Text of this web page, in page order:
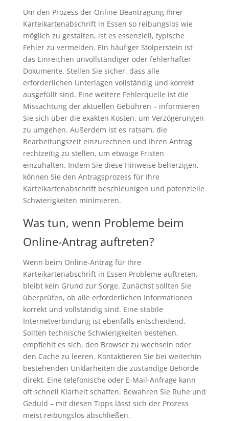
Um den Prozess der Online-Beantragung Ihrer
Karteikartenabschrift in Essen so reibungslos wie
möglich zu gestalten, ist es essenziell, typische
Fehler zu vermeiden. Ein häufiger Stolperstein ist
das Einreichen unvollständiger oder fehlerhafter
Dokumente. Stellen Sie sicher, dass alle
erforderlichen Unterlagen vollständig und korrekt
ausgefüllt sind. Eine weitere Fehlerquelle ist die
Missachtung der aktuellen Gebühren – informieren
Sie sich über die exakten Kosten, um Verzögerungen
zu umgehen. Außerdem ist es ratsam, die
Bearbeitungszeit einzurechnen und Ihren Antrag
rechtzeitig zu stellen, um etwaige Fristen
einzuhalten. Indem Sie diese Hinweise beherzigen,
können Sie den Antragsprozess für Ihre
Karteikartenabschrift beschleunigen und potenzielle
Schwierigkeiten minimieren.
Was tun, wenn Probleme beim
Online-Antrag auftreten?
Wenn beim Online-Antrag für Ihre
Karteikartenabschrift in Essen Probleme auftreten,
bleibt kein Grund zur Sorge. Zunächst sollten Sie
überprüfen, ob alle erforderlichen Informationen
korrekt und vollständig sind. Eine stabile
Internetverbindung ist ebenfalls entscheidend.
Sollten technische Schwierigkeiten bestehen,
empfiehlt es sich, den Browser zu wechseln oder
den Cache zu leeren. Kontaktieren Sie bei weiterhin
bestehenden Unklarheiten die zuständige Behörde
direkt. Eine telefonische oder E-Mail-Anfrage kann
oft schnell Klarheit schaffen. Bewahren Sie Ruhe und
Geduld – mit diesen Tipps lässt sich der Prozess
meist reibungslos abschließen.